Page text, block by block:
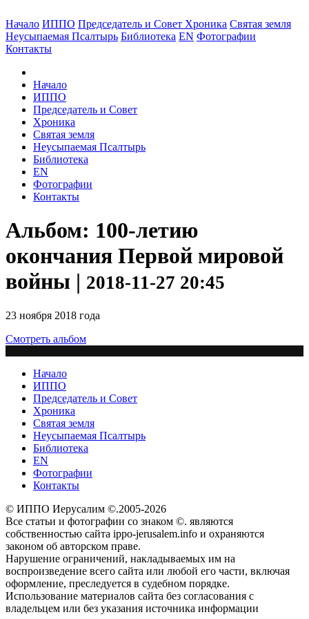
Начало ИППО Председатель и Совет Хроника Святая земля
Неусыпаемая Псалтырь Библиотека EN Фотографии
Контакты
Начало
ИППО
Председатель и Совет
Хроника
Святая земля
Неусыпаемая Псалтырь
Библиотека
EN
Фотографии
Контакты
Альбом: 100-летию
окончания Первой мировой
войны | 2018-11-27 20:45
23 ноября 2018 года
Смотреть альбом
Начало
ИППО
Председатель и Совет
Хроника
Святая земля
Неусыпаемая Псалтырь
Библиотека
EN
Фотографии
Контакты
© ИППО Иерусалим ©.2005-2026
Все статьи и фотографии со знаком ©. являются
собственностью сайта ippo-jerusalem.info и охраняются
законом об авторском праве.
Нарушение ограничений, накладываемых им на
воспроизведение всего сайта или любой его части, включая
оформление, преследуется в судебном порядке.
Использование материалов сайта без согласования с
владельцем или без указания источника информации